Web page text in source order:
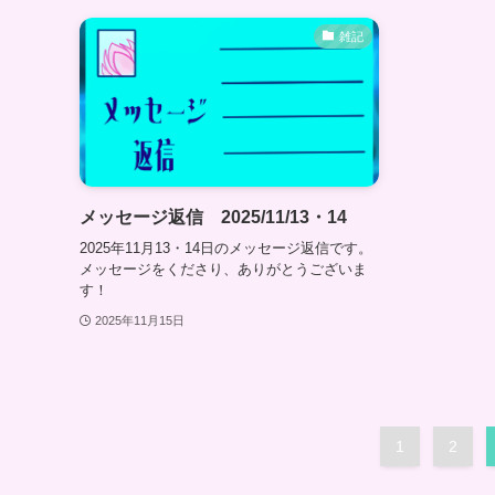
雑記
メッセージ返信 2025/11/13・14
2025年11月13・14日のメッセージ返信です。
メッセージをくださり、ありがとうございま
す！
2025年11月15日
1 2